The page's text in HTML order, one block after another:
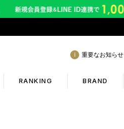
重要なお知らせ
RANKING BRAND